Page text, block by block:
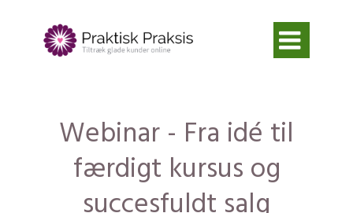

Webinar - Fra idé til
færdigt kursus og